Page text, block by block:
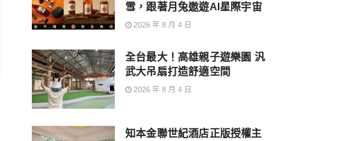
雪，跟著月兔遨遊AI星際宇宙
2026 年 8 月 4 日
全台最大！高雄親子遊樂園 汎
武大吊扇打造舒適空間
2026 年 8 月 4 日
知本金聯世紀酒店正版授權主